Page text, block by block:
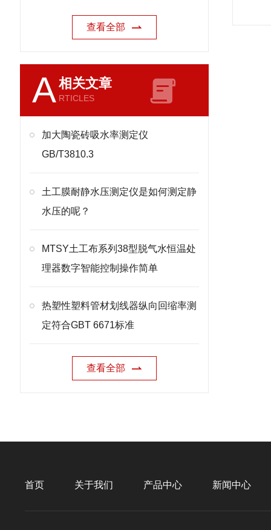
查看全部
A相关文章
RTICLES
加大陶瓷砖吸水率测定仪
GB/T3810.3
土工膜耐静水压测定仪是如何测定静
水压的呢？
MTSY土工布系列38型脱气水恒温处
理器数字智能控制操作简单
热塑性塑料管材划线器纵向回缩率测
定符合GBT 6671标准
查看全部
首页 关于我们 产品中心 新闻中心